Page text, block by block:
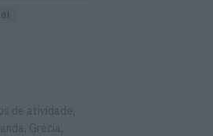
de atividade,
Grécia,